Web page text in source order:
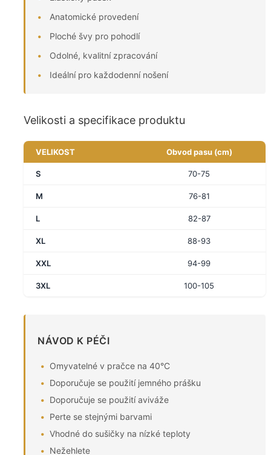
Anatomické provedení
Ploché švy pro pohodlí
Odolné, kvalitní zpracování
Ideální pro každodenní nošení
Velikosti a specifikace produktu
VELIKOST Obvod pasu (cm)
S 70-75
M 76-81
L 82-87
XL 88-93
XXL 94-99
3XL 100-105
NÁVOD K PÉČI
Omyvatelné v pračce na 40°C
Doporučuje se použití jemného prášku
Doporučuje se použití aviváže
Perte se stejnými barvami
Vhodné do sušičky na nízké teploty
Nežehlete